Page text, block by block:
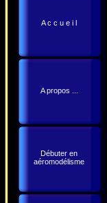
A c c u e i l
A propos ...
Débuter en
aéromodélisme